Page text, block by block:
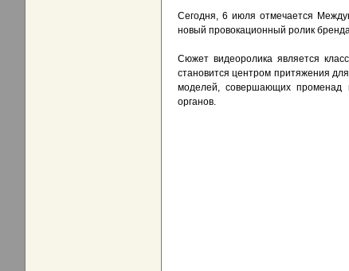
Сегодня, 6 июля отмечается
новый провокационный ролик
Сюжет видеоролика является
становится центром притяжения
моделей, совершающих променад
органов.